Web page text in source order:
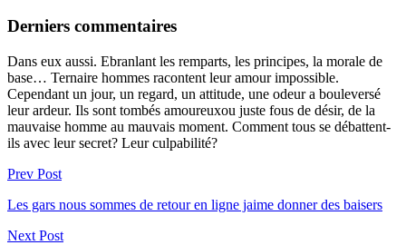
Derniers commentaires
Dans eux aussi. Ebranlant les remparts, les principes, la morale de
base… Ternaire hommes racontent leur amour impossible.
Cependant un jour, un regard, un attitude, une odeur a bouleversé
leur ardeur. Ils sont tombés amoureuxou juste fous de désir, de la
mauvaise homme au mauvais moment. Comment tous se débattent-
ils avec leur secret? Leur culpabilité?
Prev Post
Les gars nous sommes de retour en ligne jaime donner des baisers
Next Post